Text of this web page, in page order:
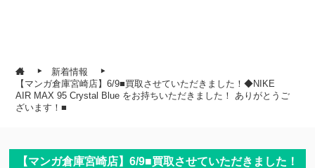
新着情報
【マンガ倉庫宮崎店】6/9■買取させていただきました！◆NIKE
AIR MAX 95 Crystal Blue をお持ちいただきました！ ありがとうご
ざいます！■
【マンガ倉庫宮崎店】6/9■買取させていただきました！